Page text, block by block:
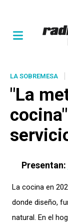
LA SOBREMESA
"La
Presentan:
La cocina en
donde diseño,
natural. En el